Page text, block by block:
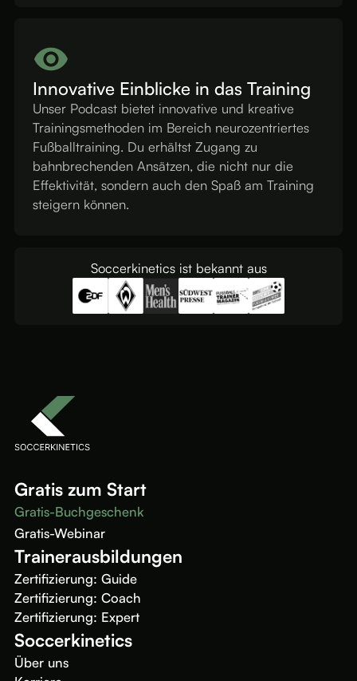
Innovative Einblicke in das Training
Unser Podcast bietet innovative und kreative
Trainingsmethoden im Bereich neurozentriertes
Fußballtraining. Du erhältst Zugang zu
bahnbrechenden Ansätzen, die nicht nur die
Effektivität, sondern auch den Spaß am Training
steigern können.
Soccerkinetics ist bekannt aus
Gratis zum Start
Gratis-Buchgeschenk
Gratis-Webinar
Trainerausbildungen
Zertifizierung: Guide
Zertifizierung: Coach
Zertifizierung: Expert
Soccerkinetics
Über uns